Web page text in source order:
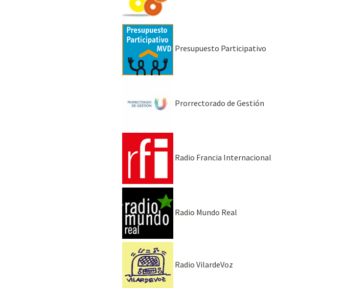
Presupuesto Participativo
Prorrectorado de Gestión
Radio Francia Internacional
Radio Mundo Real
Radio VilardeVoz